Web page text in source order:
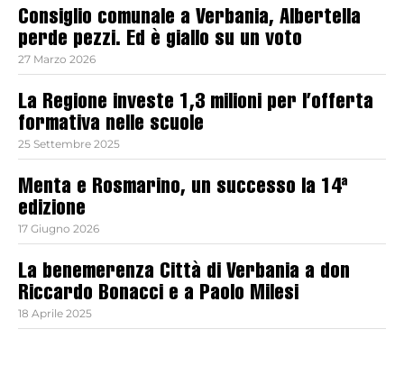
Consiglio comunale a Verbania, Albertella
perde pezzi. Ed è giallo su un voto
27 Marzo 2026
La Regione investe 1,3 milioni per l’offerta
formativa nelle scuole
25 Settembre 2025
Menta e Rosmarino, un successo la 14ª
edizione
17 Giugno 2026
La benemerenza Città di Verbania a don
Riccardo Bonacci e a Paolo Milesi
18 Aprile 2025